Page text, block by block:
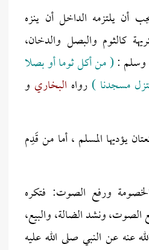
أن يلتزمه الداخل أن ينزه
كالثوم والبصل والدخان،
وسلم :( من أكل ثوما أو بصلا
مسجدنا )رواه البخاري و
يؤديها المسلم ، أما من قَدِم
ورفع الصوت: فتكره
ونشد الضالة، والبيع،
عنه عن النبي صلى الله عليه